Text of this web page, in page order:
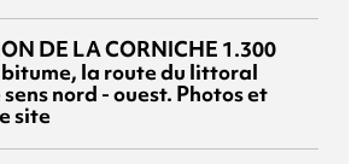
DE LA CORNICHE 1.300
bitume, la route du littoral
nord - ouest. Photos et
site